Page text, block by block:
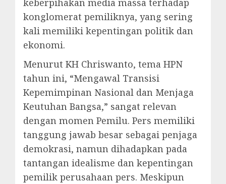
keberpihakan media massa terhadap
konglomerat pemiliknya, yang sering
kali memiliki kepentingan politik dan
ekonomi.
Menurut KH Chriswanto, tema HPN
tahun ini, “Mengawal Transisi
Kepemimpinan Nasional dan Menjaga
Keutuhan Bangsa,” sangat relevan
dengan momen Pemilu. Pers memiliki
tanggung jawab besar sebagai penjaga
demokrasi, namun dihadapkan pada
tantangan idealisme dan kepentingan
pemilik perusahaan pers. Meskipun